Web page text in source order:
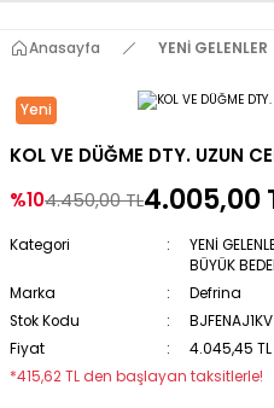
Anasayfa YENİ GELENLER
Yeni
KOL VE DÜĞME DTY. UZUN
%104.450,00 TL4.005,00
Kategori YENİ
BÜYÜK
Marka
Defrina
Stok Kodu
BJFENAJ1KV
Fiyat
4.045,45 TL
*415,62 TL den başlayan taksitlerle!